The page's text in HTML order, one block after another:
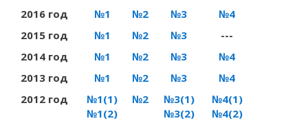
2016 год
№1 №2 №3
№4
2015 год
№1 №2 №3
---
2014 год
№1 №2 №3
№4
2013 год
№1 №2 №3
№4
2012 год
№1(1)
№1(2)
№2
№3(1)
№3(2)
№4(1)
№4(2)